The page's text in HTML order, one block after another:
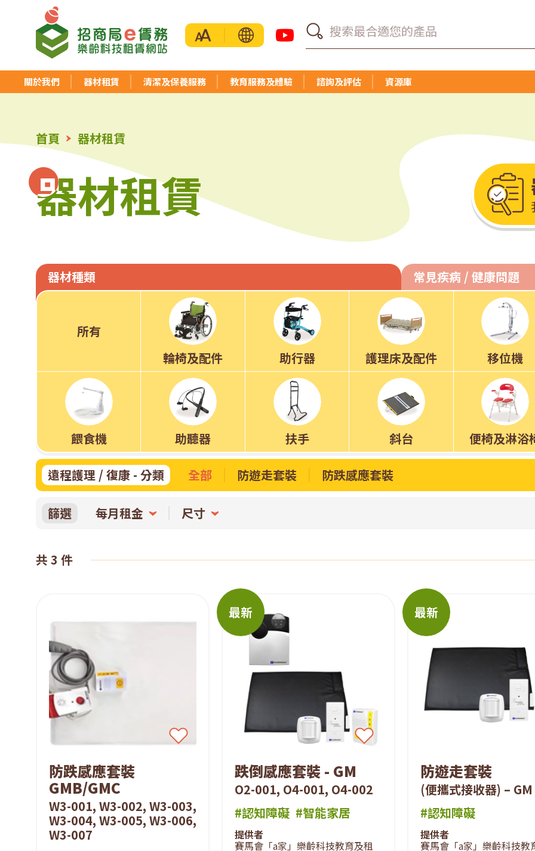
招
商
局
「e
賃
務」
齡
科
技
賃
關於我們 器材租賃 清潔及保養服務 教育服務及體驗 諮詢及評估 資源庫
首頁 器材租賃
器材租賃
器材租賃
器材種類 常見疾病 / 健康問題
所有
輪椅及配件
助行器 護理床及配件 移位機
餵食機 助聽器 扶手 斜台 便椅及淋浴
遠程護理 / 復康 - 分類 全部 防遊走套裝 防跌感應套裝
篩選 每月租金 尺寸
共 3 件
防跌感應套裝
GMB/GMC
W3-001, W3-002, W3-003,
W3-004, W3-005, W3-006,
W3-007
最新
跌倒感應套裝 - GM
O2-001, O4-001, O4-002
#認知障礙 #智能家居
提供者
賽馬會「a家」樂齡科技教育及租
最新
防遊走套裝
(便攜式接收器) – GM
#認知障礙
提供者
賽馬會「a家」樂齡科技教